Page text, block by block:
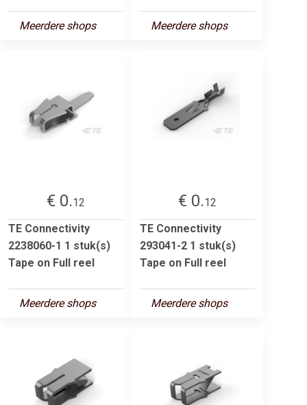
Meerdere shops Meerdere shops
€ 0.12
TE Connectivity
2238060-1 1 stuk(s)
Tape on Full reel
Meerdere shops
€ 0.12
TE Connectivity
293041-2 1 stuk(s)
Tape on Full reel
Meerdere shops